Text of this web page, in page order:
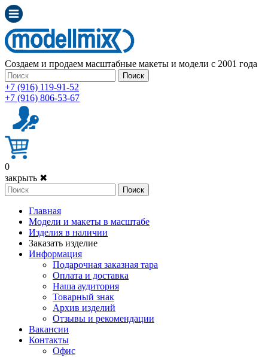
Создаем и продаем масштабные макеты и модели с 2001 года
Поиск
+7 (916) 119-91-52
+7 (916) 806-53-67
0
закрыть ✖
Поиск
Главная
Модели и макеты в масштабе
Изделия в наличии
Заказать изделие
Информация
Подарочная заказная тара
Оплата и доставка
Наша аудитория
Товарный знак
Архив изделий
Отзывы и рекомендации
Вакансии
Контакты
Офис